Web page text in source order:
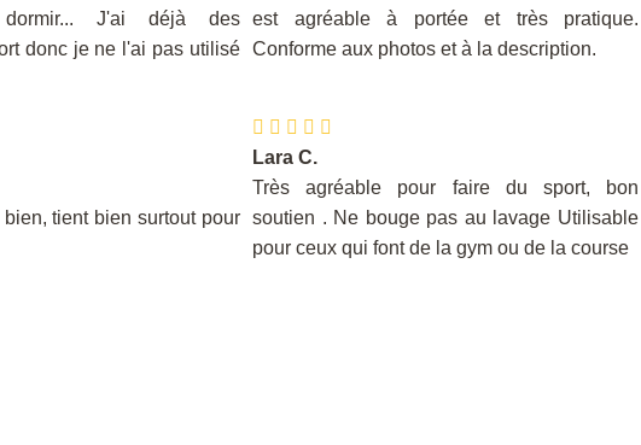
J'ai déjà des
donc je ne l'ai pas utilisé
est agréable à portée et très pratique.
Conforme aux photos et à la description.
tient bien surtout pour
Lara C.
Très agréable pour faire du sport, bon
soutien . Ne bouge pas au lavage Utilisable
pour ceux qui font de la gym ou de la course